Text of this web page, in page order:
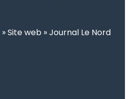
»Site web »Journal Le Nord